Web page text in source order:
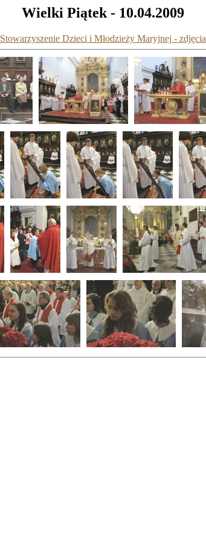
Wielki Piątek - 10.04.2009
Stowarzyszenie Dzieci i Młodzieży Maryjnej - zdjęcia